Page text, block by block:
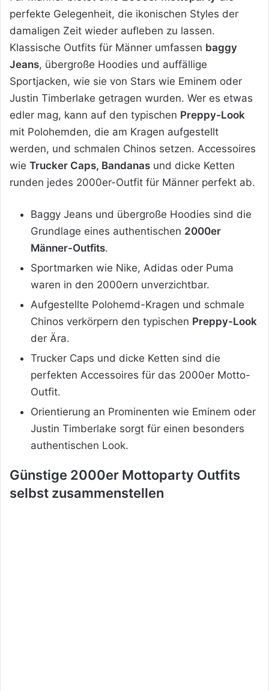
perfekte Gelegenheit, die ikonischen Styles der
damaligen Zeit wieder aufleben zu lassen.
Klassische Outfits für Männer umfassen baggy
Jeans, übergroße Hoodies und auffällige
Sportjacken, wie sie von Stars wie Eminem oder
Justin Timberlake getragen wurden. Wer es etwas
edler mag, kann auf den typischen Preppy-Look
mit Polohemden, die am Kragen aufgestellt
werden, und schmalen Chinos setzen. Accessoires
wie Trucker Caps, Bandanas und dicke Ketten
runden jedes 2000er-Outfit für Männer perfekt ab.
Baggy Jeans und übergroße Hoodies sind die
Grundlage eines authentischen 2000er
Männer-Outfits.
Sportmarken wie Nike, Adidas oder Puma
waren in den 2000ern unverzichtbar.
Aufgestellte Polohemd-Kragen und schmale
Chinos verkörpern den typischen Preppy-Look
der Ära.
Trucker Caps und dicke Ketten sind die
perfekten Accessoires für das 2000er Motto-
Outfit.
Orientierung an Prominenten wie Eminem oder
Justin Timberlake sorgt für einen besonders
authentischen Look.
Günstige 2000er Mottoparty Outfits
selbst zusammenstellen